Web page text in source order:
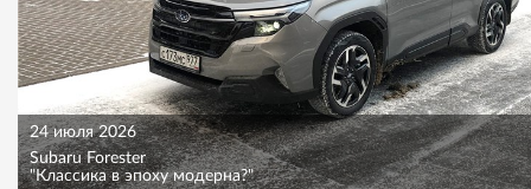
24 июля 2026
Subaru Forester
"Классика в эпоху модерна?"